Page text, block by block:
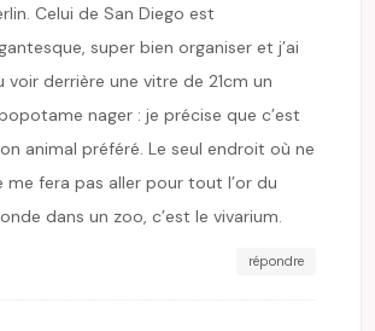
Celui de San Diego est
super bien organiser et j’ai
voir derrière une vitre de 21cm un
nager : je précise que c’est
animal préféré. Le seul endroit où ne
me fera pas aller pour tout l’or du
dans un zoo, c’est le vivarium.
répondre